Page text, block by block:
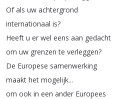
Of als uw achtergrond
internationaal is?
Heeft u er wel eens aan gedacht
om uw grenzen te verleggen?
De Europese samenwerking
maakt het mogelijk...
om ook in een ander Europees